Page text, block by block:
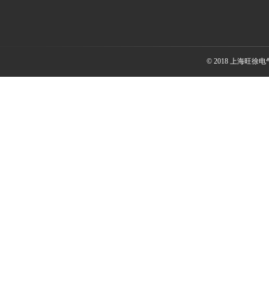
© 2018 上海旺徐